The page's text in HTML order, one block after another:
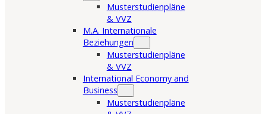
Musterstudienpläne
& VVZ
M.A. Internationale
Beziehungen
Musterstudienpläne
& VVZ
International Economy and
Business
Musterstudienpläne